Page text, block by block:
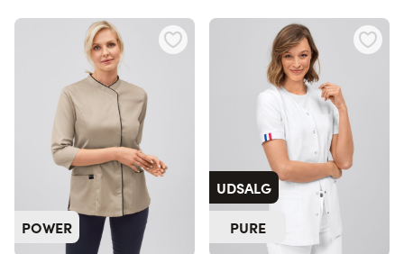
POWER
UDSALG
PURE